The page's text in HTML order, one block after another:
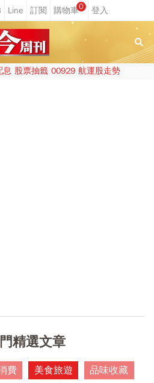
0
息 股票抽籤 00929 航運股走勢
精選文章
費 美食旅遊
品味收藏